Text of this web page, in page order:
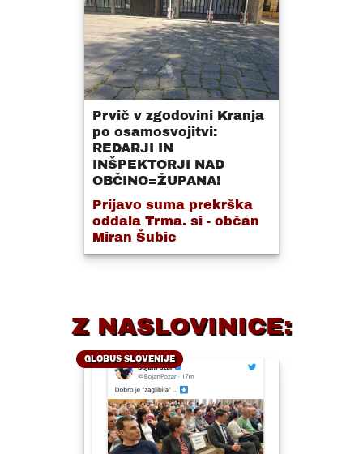
Prvič v zgodovini Kranja
po osamosvojitvi:
REDARJI IN
INŠPEKTORJI NAD
OBČINO=ŽUPANA!
Prijavo suma prekrška
oddala Trma. si - občan
Miran Šubic
Z NASLOVINICE:
GLOBUS SLOVENIJE